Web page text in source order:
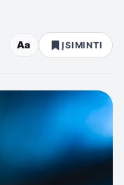
Aa ĮSIMINTI